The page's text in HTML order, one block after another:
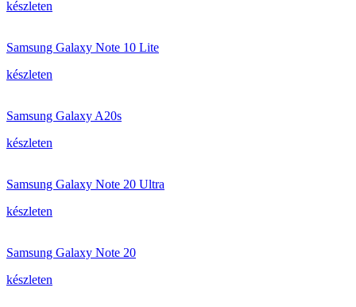
készleten
Samsung Galaxy Note 10 Lite
készleten
Samsung Galaxy A20s
készleten
Samsung Galaxy Note 20 Ultra
készleten
Samsung Galaxy Note 20
készleten